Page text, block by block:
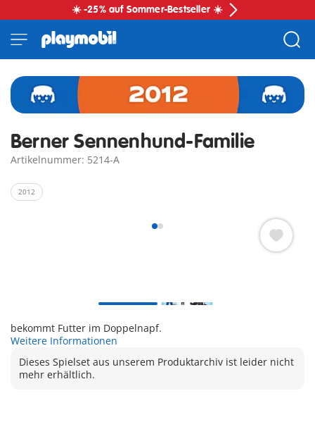
☀️ -25% auf Sommer-Bestseller ☀️
Berner Sennenhund-Familie
Artikelnummer: 5214-A
2012
bekommt Futter im Doppelnapf.
Weitere Informationen
Dieses Spielset aus unserem Produktarchiv ist leider nicht
mehr erhältlich.